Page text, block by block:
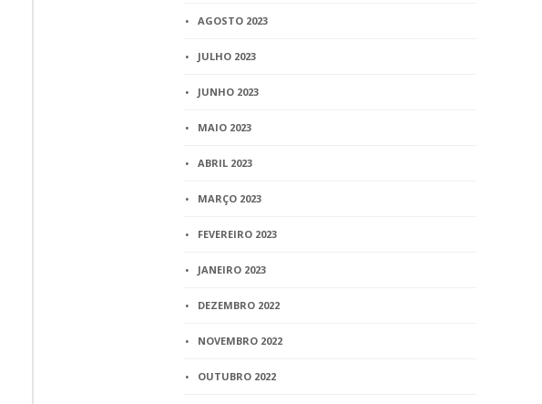
AGOSTO 2023
JULHO 2023
JUNHO 2023
MAIO 2023
ABRIL 2023
MARÇO 2023
FEVEREIRO 2023
JANEIRO 2023
DEZEMBRO 2022
NOVEMBRO 2022
OUTUBRO 2022